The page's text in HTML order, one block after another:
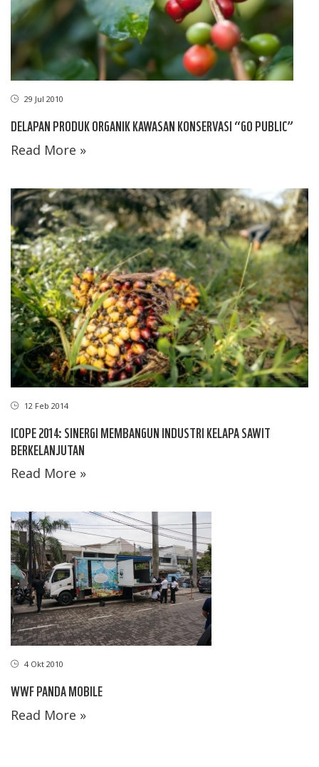
29 Jul 2010
DELAPAN PRODUK ORGANIK KAWASAN KONSERVASI “GO PUBLIC”
Read More »
12 Feb 2014
ICOPE 2014: SINERGI MEMBANGUN INDUSTRI KELAPA SAWIT
BERKELANJUTAN
Read More »
4 Okt 2010
WWF PANDA MOBILE
Read More »